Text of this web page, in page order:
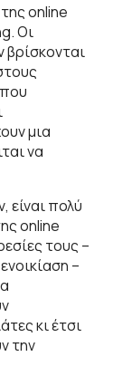
online
Οι
βρίσκονται
μια
να
είναι πολύ
online
τους –
–
κι έτσι
την